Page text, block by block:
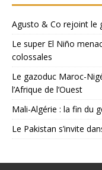
Agusto & Co rejoint le
Le super El Niño
colossales
Le gazoduc Maroc-
l’Afrique de l’Ouest
Mali-Algérie : la fin du
Le Pakistan s’invite